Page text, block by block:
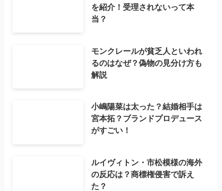
を紹介！受理されないって本
当？
モンクレールが貧乏人といわれ
るのはなぜ？偽物の見分け方も
解説
小嶋陽菜は太った？結婚相手は
宮本拓？ブランドプロデュース
がすごい！
ルイヴィトン・市松模様の海外
の反応は？商標権侵害で訴え
た？